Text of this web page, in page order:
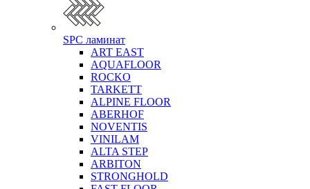
SPC ламинат
ART EAST
AQUAFLOOR
ROCKO
TARKETT
ALPINE FLOOR
ABERHOF
NOVENTIS
VINILAM
ALTA STEP
ARBITON
STRONGHOLD